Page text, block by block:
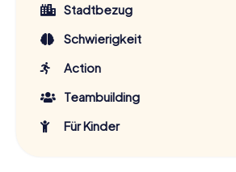
Stadtbezug
Schwierigkeit
Action
Teambuilding
Für Kinder